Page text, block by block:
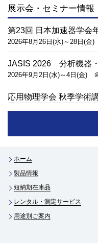
ました。
1月4日「NHK北海道」で、ド
のゲップ」の撮影の様子が放
2023/10/05 【お知らせ】サ
ハイエンドサーモグラフィ
2022/09/27 営業時間変更の
展示会・セミナー情報
第23回 日本加速器学会
2026年8月26日(水)～28日(
JASIS 2026 分析機器
2026年9月2日(水)～4日(金)
応用物理学会 秋季学術
日本畜産学会第134回大
ホーム
製品情報
短納期在庫品
レンタル・測定サービス
用途別ご案内